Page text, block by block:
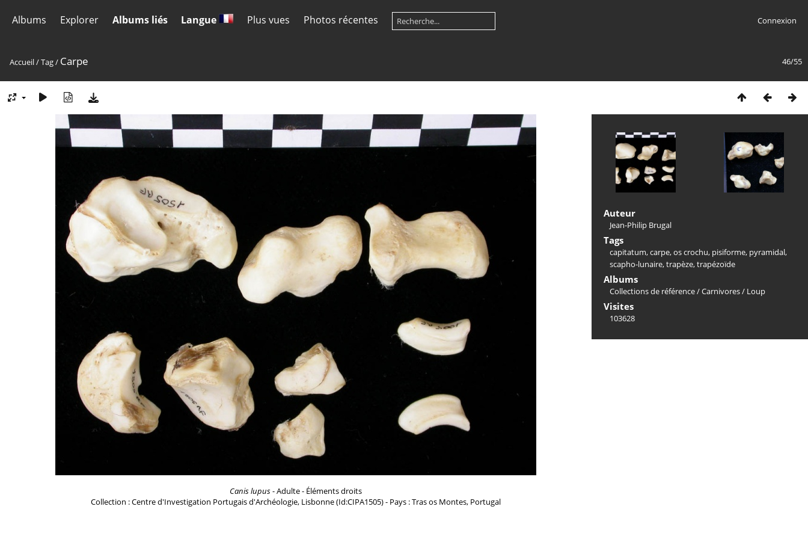
Albums Explorer Albums liés Langue Plus vues Photos récentes Connexion
46/55
Accueil/Tag/ Carpe
Canis lupus- Adulte - Éléments droits
Collection : Centre d'Investigation Portugais d'Archéologie, Lisbonne (Id:CIPA1505) - Pays : Tras os Montes, Portugal
Auteur
Jean-Philip Brugal
Tags
capitatum,carpe,os crochu, pisiforme, pyramidal,
scapho-lunaire,trapèze,trapézoïde
Albums
Collections de référence/Carnivores/ Loup
Visites
103628